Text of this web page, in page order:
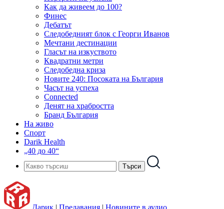
Как да живеем до 100?
Финес
Дебатът
Следобедният блок с Георги Иванов
Мечтани дестинации
Гласът на изкуството
Квадратни метри
Следобедна криза
Новите 240: Посоката на България
Часът на успеха
Connected
Денят на храбростта
Бранд България
На живо
Спорт
Darik Health
„40 до 40“
Дарик | Предавания | Новините в аудио